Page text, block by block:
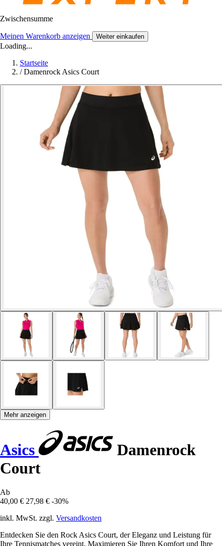
Zwischensumme
Meinen Warenkorb anzeigen Weiter einkaufen
Loading...
Startseite
/ Damenrock Asics Court
Mehr anzeigen
Asics
Damenrock
Court
Ab
40,00 € 27,98 € -30%
inkl. MwSt. zzgl. Versandkosten
Entdecken Sie den Rock Asics Court, der Eleganz und Leistung für
Ihre Tennismatches vereint. Maximieren Sie Ihren Komfort und Ihre